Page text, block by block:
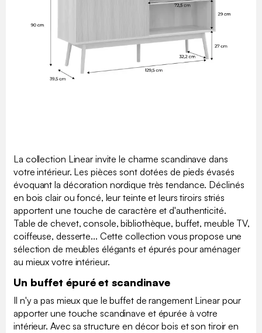
La collection Linear invite le charme scandinave dans
votre intérieur. Les pièces sont dotées de pieds évasés
évoquant la décoration nordique très tendance. Déclinés
en bois clair ou foncé, leur teinte et leurs tiroirs striés
apportent une touche de caractère et d'authenticité.
Table de chevet, console, bibliothèque, buffet, meuble TV,
coiffeuse, desserte... Cette collection vous propose une
sélection de meubles élégants et épurés pour aménager
au mieux votre intérieur.
Un buffet épuré et scandinave
Il n'y a pas mieux que le buffet de rangement Linear pour
apporter une touche scandinave et épurée à votre
intérieur. Avec sa structure en décor bois et son tiroir en